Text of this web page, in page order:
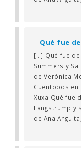
Qué fue
[…] Qué fue
Summers y
de Verónica
Cuentopos en
Xuxa Qué fue
Langstrump y
de Ana